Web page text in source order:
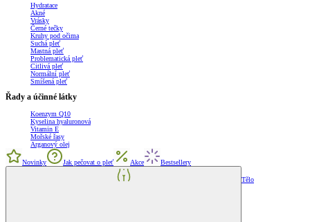
Hydratace
Akné
Vrásky
Černé tečky
Kruhy pod očima
Suchá pleť
Mastná pleť
Problematická pleť
Citlivá pleť
Normální pleť
Smíšená pleť
Řady a účinné látky
Koenzym Q10
Kyselina hyaluronová
Vitamin E
Mořské řasy
Arganový olej
Novinky Jak pečovat o pleť Akce Bestsellery
Tělo